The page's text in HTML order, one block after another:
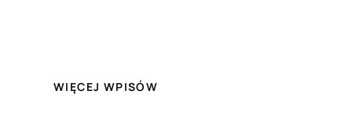
WIĘCEJ WPISÓW